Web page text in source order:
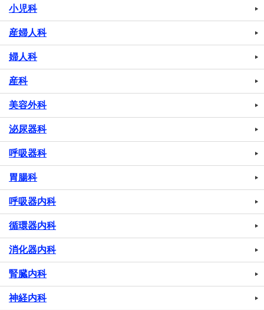
小児科
産婦人科
婦人科
産科
美容外科
泌尿器科
呼吸器科
胃腸科
呼吸器内科
循環器内科
消化器内科
腎臓内科
神経内科